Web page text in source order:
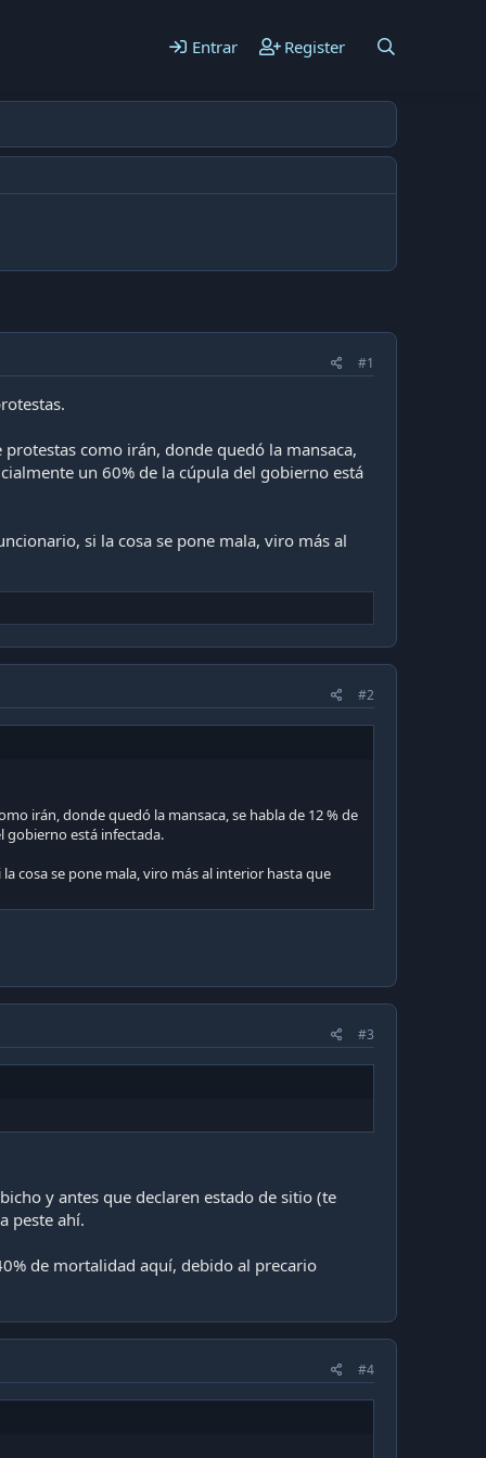
Entrar Register
#1
como irán, donde quedó la mansaca,
un 60% de la cúpula del gobierno está
si la cosa se pone mala, viro más al
#2
irán, donde quedó la mansaca, se habla de 12 % de
gobierno está infectada.
cosa se pone mala, viro más al interior hasta que
#3
y antes que declaren estado de sitio (te
peste ahí.
de mortalidad aquí, debido al precario
#4